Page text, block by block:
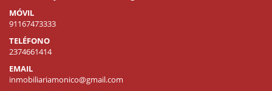
MÓVIL
91167473333
TELÉFONO
2374661414
EMAIL
inmobiliariamonico@gmail.com